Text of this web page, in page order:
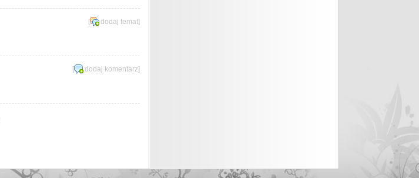
[ dodaj temat]
[ dodaj komentarz]